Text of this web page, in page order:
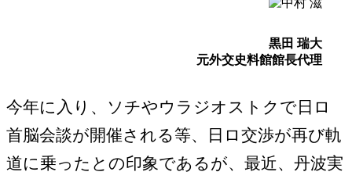
黒田 瑞大
元外交史料館館長代理
今年に入り、ソチやウラジオストクで日ロ
首脳会談が開催される等、日ロ交渉が再び軌
道に乗ったとの印象であるが、最近、丹波実